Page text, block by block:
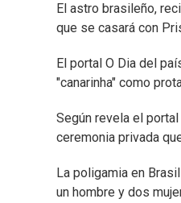
El astro brasileño,
que se casará con
El portal O Dia del
"canarinha" como
Según revela el
ceremonia privada
La poligamia en
un hombre y dos